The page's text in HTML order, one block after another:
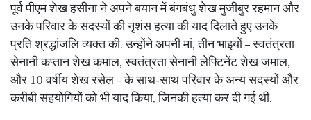
पूर्व पीएम शेख हसीना ने अपने बयान में बंगबंधु शेख मुजीबुर रहमान और
उनके परिवार के सदस्यों की नृशंस हत्या की याद दिलाते हुए उनके
प्रति श्रद्धांजलि व्यक्त की. उन्होंने अपनी मां, तीन भाइयों – स्वतंत्रता
सेनानी कप्तान शेख कमाल, स्वतंत्रता सेनानी लेफ्टिनेंट शेख जमाल,
और 10 वर्षीय शेख रसेल – के साथ-साथ परिवार के अन्य सदस्यों और
करीबी सहयोगियों को भी याद किया, जिनकी हत्या कर दी गई थी.